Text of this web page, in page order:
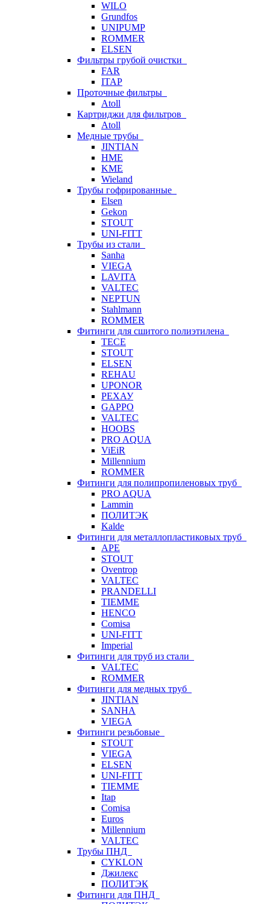
WILO
Grundfos
UNIPUMP
ROMMER
ELSEN
Фильтры грубой очистки
FAR
ITAP
Проточные фильтры
Atoll
Картриджи для фильтров
Atoll
Медные трубы
JINTIAN
HME
KME
Wieland
Трубы гофрированные
Elsen
Gekon
STOUT
UNI-FITT
Трубы из стали
Sanha
VIEGA
LAVITA
VALTEC
NEPTUN
Stahlmann
ROMMER
Фитинги для сшитого полиэтилена
TECE
STOUT
ELSEN
REHAU
UPONOR
РЕХАУ
GAPPO
VALTEC
HOOBS
PRO AQUA
ViEiR
Millennium
ROMMER
Фитинги для полипропиленовых труб
PRO AQUA
Lammin
ПОЛИТЭК
Kalde
Фитинги для металлопластиковых труб
APE
STOUT
Oventrop
VALTEC
PRANDELLI
TIEMME
HENCO
Comisa
UNI-FITT
Imperial
Фитинги для труб из стали
VALTEC
ROMMER
Фитинги для медных труб
JINTIAN
SANHA
VIEGA
Фитинги резьбовые
STOUT
VIEGA
ELSEN
UNI-FITT
TIEMME
Itap
Comisa
Euros
Millennium
VALTEC
Трубы ПНД
CYKLON
Джилекс
ПОЛИТЭК
Фитинги для ПНД